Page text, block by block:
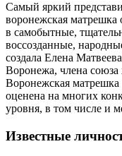
Самый яркий
воронежская матрешка
в самобытные,
воссозданные,
создала Елена
Воронежа, члена
Воронежская матрешка
оценена на многих
уровня, в том числе и
Известные